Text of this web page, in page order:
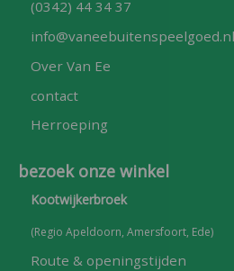
(0342) 44 34 37
info@vaneebuitenspeelgoed.nl
Over Van Ee
contact
Herroeping
bezoek onze winkel
Kootwijkerbroek
(Regio Apeldoorn, Amersfoort, Ede)
Route & openingstijden